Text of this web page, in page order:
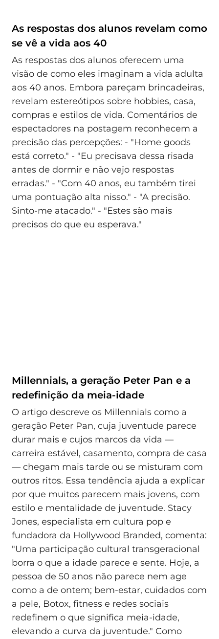
As respostas dos alunos revelam como
se vê a vida aos 40
As respostas dos alunos oferecem uma
visão de como eles imaginam a vida adulta
aos 40 anos. Embora pareçam brincadeiras,
revelam estereótipos sobre hobbies, casa,
compras e estilos de vida. Comentários de
espectadores na postagem reconhecem a
precisão das percepções: - "Home goods
está correto." - "Eu precisava dessa risada
antes de dormir e não vejo respostas
erradas." - "Com 40 anos, eu também tirei
uma pontuação alta nisso." - "A precisão.
Sinto-me atacado." - "Estes são mais
precisos do que eu esperava."
Millennials, a geração Peter Pan e a
redefinição da meia-idade
O artigo descreve os Millennials como a
geração Peter Pan, cuja juventude parece
durar mais e cujos marcos da vida —
carreira estável, casamento, compra de casa
— chegam mais tarde ou se misturam com
outros ritos. Essa tendência ajuda a explicar
por que muitos parecem mais jovens, com
estilo e mentalidade de juventude. Stacy
Jones, especialista em cultura pop e
fundadora da Hollywood Branded, comenta:
"Uma participação cultural transgeracional
borra o que a idade parece e sente. Hoje, a
pessoa de 50 anos não parece nem age
como a de ontem; bem-estar, cuidados com
a pele, Botox, fitness e redes sociais
redefinem o que significa meia-idade,
elevando a curva da juventude." Como